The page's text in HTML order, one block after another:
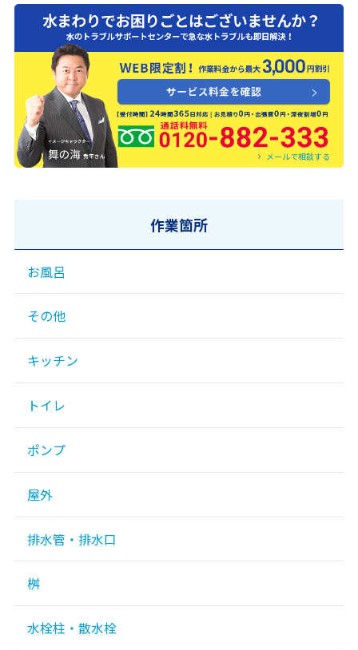
0120-882-333
メールで相談する
作業箇所
お風呂
その他
キッチン
トイレ
ポンプ
屋外
排水管・排水口
桝
水栓柱・散水栓